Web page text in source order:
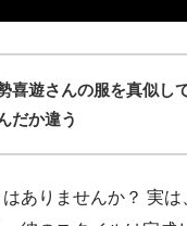
喜遊さんの服を真似し
だか違う
ありませんか？ 実